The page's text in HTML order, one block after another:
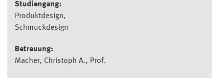
Studiengang:
Produktdesign
Schmuckdesign
Betreuung:
Macher, Christoph A., Prof.